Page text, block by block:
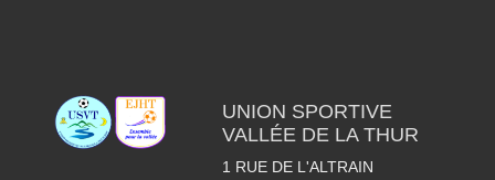
UNION SPORTIVE
VALLÉE DE LA THUR
1 RUE DE L'ALTRAIN